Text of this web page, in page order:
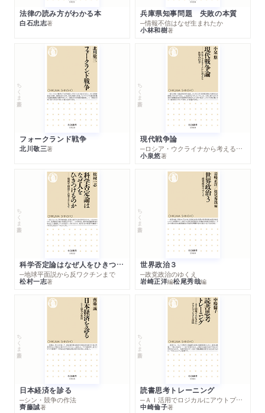
法律の読み方がわかる本
白石忠志著
兵庫県知事問題 失敗の本質
─情報不信はなぜ生まれたか
小林和樹著
ちくま新書
フォークランド戦争
北川敬三著
ちくま新書
現代戦争論
─ロシア・ウクライナから考える世界の行方
小泉悠著
ちくま新書
科学否定論はなぜ人をひきつけるのか
─地球平面説から反ワクチンまで
松村一志著
ちくま新書
世界政治３
─政党政治のゆくえ
岩崎正洋編松尾秀哉編
ちくま新書
日本経済を診る
─シン・競争の作法
齊藤誠著
ちくま新書
読書思考トレーニング
─ＡＩ活用でロジカルにアウトプットする技法
中崎倫子著